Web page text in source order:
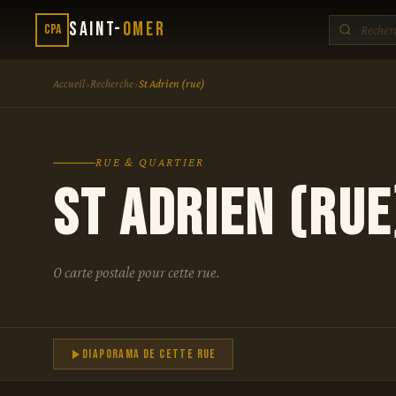
CPA Saint-Omer
Accueil›Recherche›St Adrien (rue)
RUE & QUARTIER
St Adrien
0 carte postale pour cette rue.
Diaporama de cette rue